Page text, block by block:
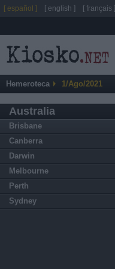
Hemeroteca 1/Ago/2021
Australia
Brisbane
Canberra
Darwin
Melbourne
Perth
Sydney
[ español ] [ english ] [ français ]